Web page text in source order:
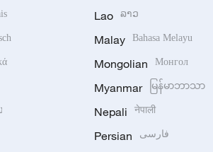
Lao ລາວ
Malay Bahasa Melayu
Mongolian Монгол
Myanmar မြန်မာဘာသာ
Nepali नेपाली
Persian فارسی